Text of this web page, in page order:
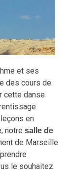
et ses
des cours de
cette danse
en
notre salle de
de Marseille
le souhaitez.